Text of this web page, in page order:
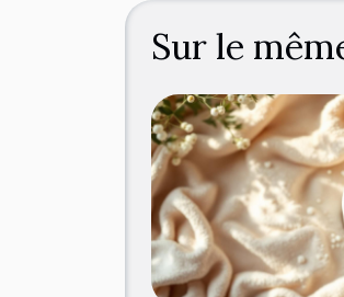
Sur le